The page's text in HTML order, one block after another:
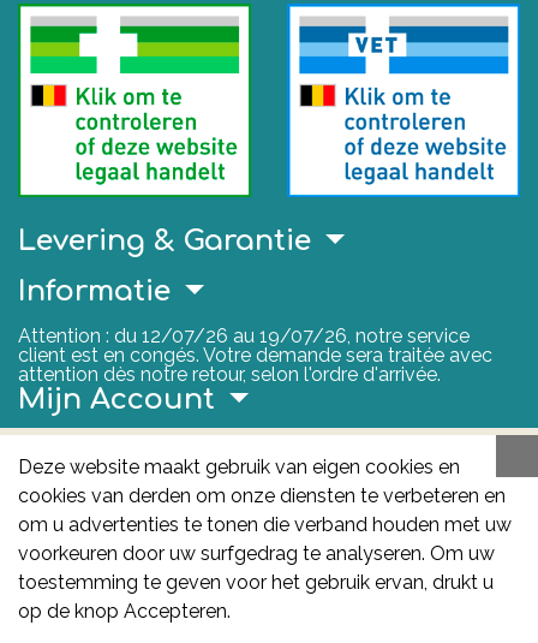
Levering & Garantie
Deze website maakt gebruik van eigen cookies en
cookies van derden om onze diensten te verbeteren en
om u advertenties te tonen die verband houden met uw
voorkeuren door uw surfgedrag te analyseren. Om uw
toestemming te geven voor het gebruik ervan, drukt u
op de knop Accepteren.
Informatie
Attention : du 12/07/26 au 19/07/26, notre service
client est en congés. Votre demande sera traitée avec
attention dès notre retour, selon l'ordre d'arrivée.
Mijn Account
FAGG
Het FAGG is de bevoegde autoriteit voor
geneesmiddelen en gezondheidsproducten in België.
Deze site valt onder haar controle.